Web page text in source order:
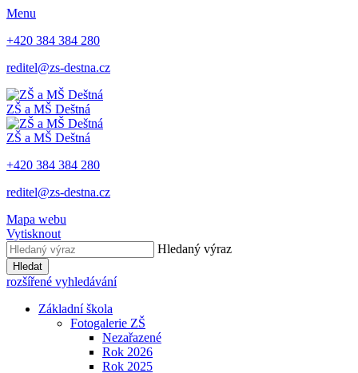
Menu
+420 384 384 280
reditel@zs-destna.cz
ZŠ a MŠ Deštná
ZŠ a MŠ Deštná
+420 384 384 280
reditel@zs-destna.cz
Mapa webu
Vytisknout
Hledaný výraz
Hledat
rozšířené vyhledávání
Základní škola
Fotogalerie ZŠ
Nezařazené
Rok 2026
Rok 2025